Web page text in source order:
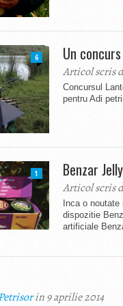
6 Un
Articol scris
Concursul
pentru Adi
1 Benzar Jelly
Articol scris
Inca o
dispozitie
artificiale
in 9 aprilie 2014